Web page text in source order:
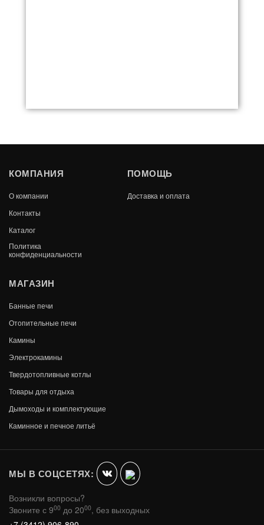
ЭЛЕКТРИЧЕСКАЯ ПЕЧЬ WILLOWBROOK
94 990 В КОРЗИНУ
149 990
КОМПАНИЯ
О компании
Контакты
Каталог
Политика
конфиденциальности
ПОМОЩЬ
Доставка и оплата
МАГАЗИН
Банные печи
Отопительные печи
Камины
Электрокамины
Твердотопливные котлы
Товары для отдыха
Дымоходы и комплектующие
Каминное и печное литьё
МЫ В СОЦСЕТЯХ:
Возникли вопросы?
Звоните с 900 до 2000, без выходных